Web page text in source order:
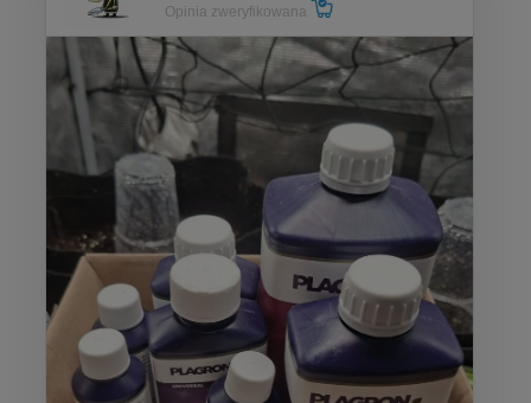
Opinia zweryfikowana